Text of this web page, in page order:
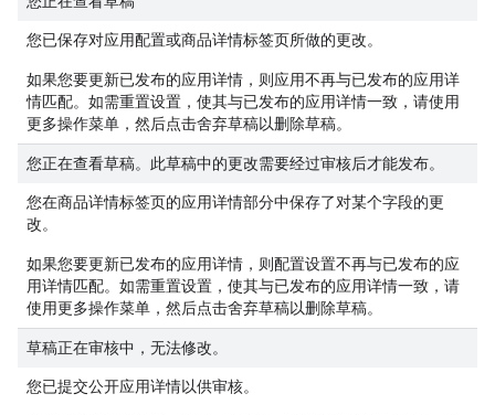
您已保存对应用配置或商品详情标签页所做的更改。
如果您要更新已发布的应用详情，则应用不再与已发布的应用详
情匹配。如需重置设置，使其与已发布的应用详情一致，请使用
更多操作菜单，然后点击舍弃草稿以删除草稿。
您正在查看草稿。此草稿中的更改需要经过审核后才能发布。
您在商品详情标签页的应用详情部分中保存了对某个字段的更
改。
如果您要更新已发布的应用详情，则配置设置不再与已发布的应
用详情匹配。如需重置设置，使其与已发布的应用详情一致，请
使用更多操作菜单，然后点击舍弃草稿以删除草稿。
草稿正在审核中，无法修改。
您已提交公开应用详情以供审核。